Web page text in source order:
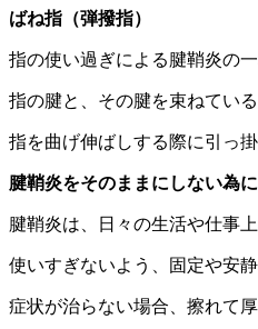
ばね指（弾撥指）
指の使い過ぎによる腱鞘炎の一
指の腱と、その腱を束ねてい
指を曲げ伸ばしする際に引っ
腱鞘炎をそのままにしない為に
腱鞘炎は、日々の生活や仕事
使いすぎないよう、固定や安
症状が治らない場合、擦れて